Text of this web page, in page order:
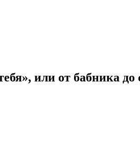
или от бабника до